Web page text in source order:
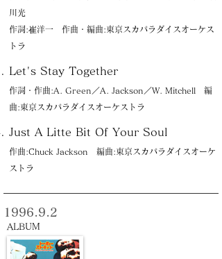
川光
作詞:崔洋一 作曲・編曲:東京スカパラダイスオーケス
トラ
Let's Stay Together
作詞・作曲:A. Green／A. Jackson／W. Mitchell 編
曲:東京スカパラダイスオーケストラ
Just A Litte Bit Of Your Soul
作曲:Chuck Jackson 編曲:東京スカパラダイスオーケ
ストラ
1996.9.2
ALBUM